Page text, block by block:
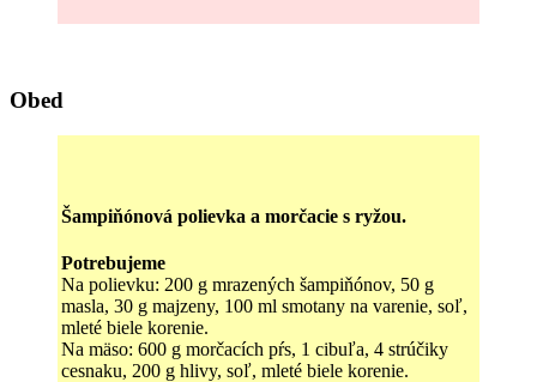
Obed
Šampiňónová polievka a morčacie s ryžou.
Potrebujeme
Na polievku: 200 g mrazených šampiňónov, 50 g
masla, 30 g majzeny, 100 ml smotany na varenie, soľ,
mleté biele korenie.
Na mäso: 600 g morčacích pŕs, 1 cibuľa, 4 strúčiky
cesnaku, 200 g hlivy, soľ, mleté biele korenie.